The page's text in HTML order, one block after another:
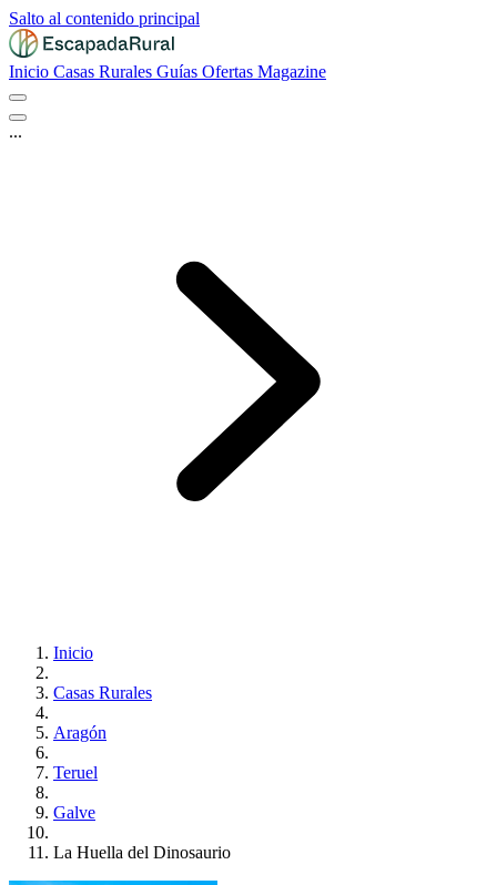
Salto al contenido principal
Inicio Casas Rurales Guías Ofertas Magazine
...
Inicio
Casas Rurales
Aragón
Teruel
Galve
La Huella del Dinosaurio